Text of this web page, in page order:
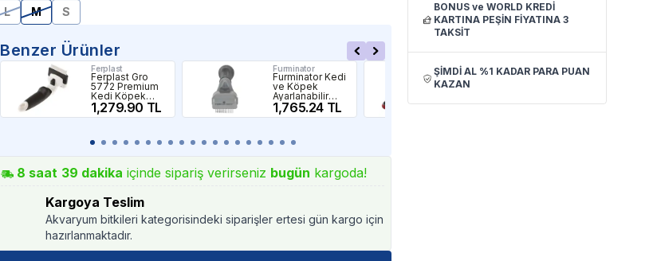
L
M S
Benzer Ürünler
Ferplast
Ferplast Gro
5772 Premium
Kedi Köpek
Tarağı S
1,279.90 TL
Furminator
Furminator Kedi
ve Köpek
Ayarlanabilir
Kıtık Açıcı
1,765.24 TL
Ferplast
Ferplast Gro
5942 Tek Taraflı
Fırçası 15cm
330.32 TL
8 saat 39 dakika içinde sipariş verirseniz bugün kargoda!
Kargoya Teslim
Akvaryum bitkileri kategorisindeki siparişler ertesi gün kargo için
hazırlanmaktadır.
BONUS ve WORLD KREDİ
KARTINA PEŞİN FİYATINA 3
TAKSİT
ŞİMDİ AL %1 KADAR PARA PUAN
KAZAN